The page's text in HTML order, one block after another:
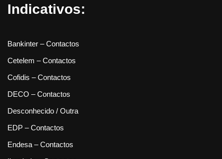
Indicativos:
Bankinter – Contactos
Cetelem – Contactos
Cofidis – Contactos
DECO – Contactos
Desconhecido / Outra
EDP – Contactos
Endesa – Contactos